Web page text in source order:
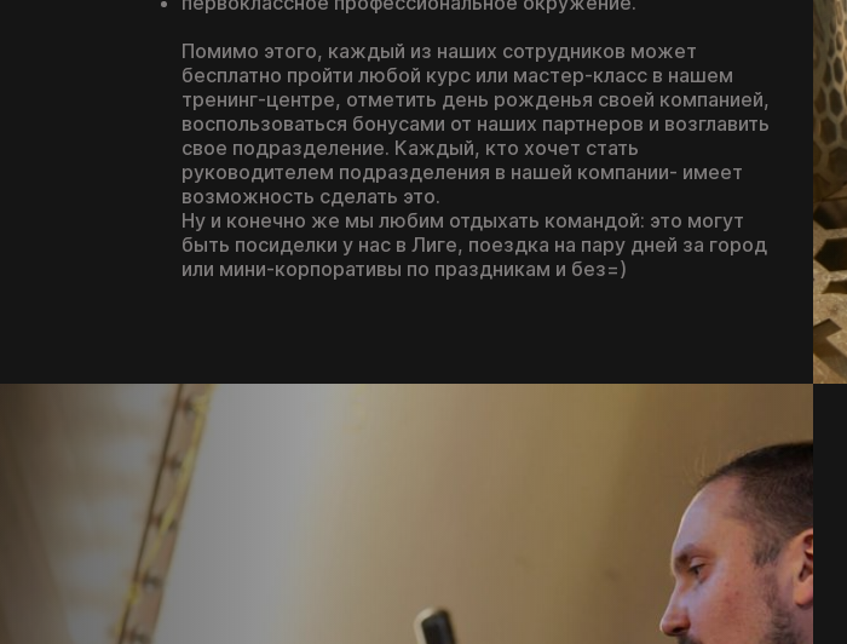
Помимо этого, каждый из наших сотрудников может
бесплатно пройти любой курс или мастер-класс в нашем
тренинг-центре, отметить день рожденья своей компанией,
воспользоваться бонусами от наших партнеров и возглавить
свое подразделение. Каждый, кто хочет стать
руководителем подразделения в нашей компании- имеет
возможность сделать это.
Ну и конечно же мы любим отдыхать командой: это могут
быть посиделки у нас в Лиге, поездка на пару дней за город
или мини-корпоративы по праздникам и без=)
c понедельника пои
из
Перейти к
Перезвоним в
c понедельника по